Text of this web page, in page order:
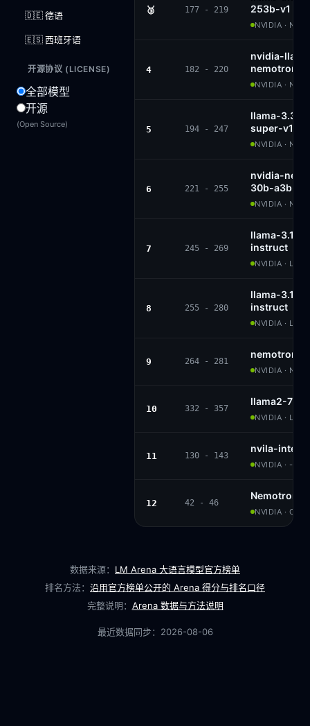
🇩🇪 德语
🇪🇸 西班牙语
开源协议 (LICENSE)
全部模型
开源
(Open Source)
🥉 177 - 219
253b-v1
NVIDIA ·
4 182 - 220
nvidia-
nemotron-
NVIDIA ·
5 194 - 247
llama-3.3-
super-v1
NVIDIA ·
6 221 - 255
nvidia-
30b-a3b-
NVIDIA ·
7 245 - 269
llama-3.1-
instruct
NVIDIA ·
8 255 - 280
llama-3.1-
instruct
NVIDIA ·
9 264 - 281
nemotron-
NVIDIA ·
10 332 - 357
llama2-
NVIDIA ·
11 130 - 143
nvila-
NVIDIA · -
12 42 - 46
Nemotron 3
NVIDIA ·
数据来源： LM Arena 大语言模型官方榜单
排名方法： 沿用官方榜单公开的 Arena 得分与排名口径
完整说明： Arena 数据与方法说明
最近数据同步： 2026-08-06